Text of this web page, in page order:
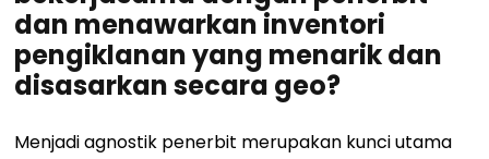
dan menawarkan inventori
pengiklanan yang menarik dan
disasarkan secara geo?
Menjadi agnostik penerbit merupakan kunci utama